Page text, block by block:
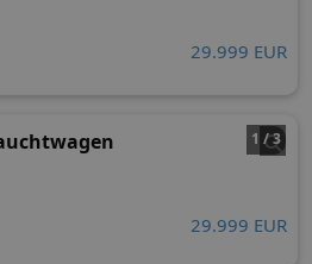
29.999 EUR
1 / 3
29.999 EUR